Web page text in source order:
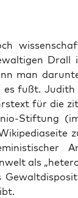
Drall
man
es fußt. Judith
für die
Stif­tung
als